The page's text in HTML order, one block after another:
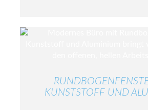
KUNSTSTOFF UND